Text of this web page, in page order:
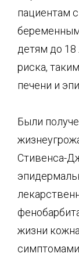
пациентам
детям до 18
риска,
печени и
Были
Стивенса-
жизни